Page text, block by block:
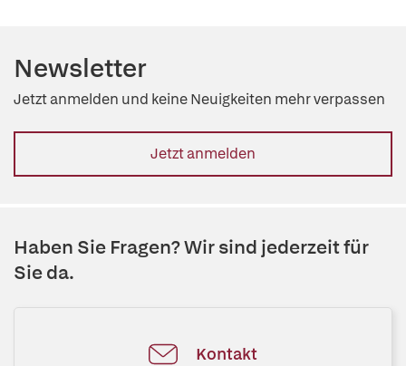
Newsletter
Jetzt anmelden und keine Neuigkeiten mehr verpassen
Jetzt anmelden
Haben Sie Fragen? Wir sind jederzeit für
Sie da.
Kontakt